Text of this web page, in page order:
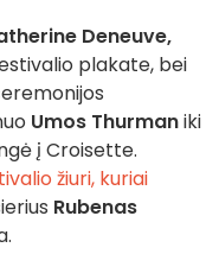
Deneuve,
plakate, bei
Umos Thurmaniki
į Croisette.
žiuri, kuriai
Rubenas